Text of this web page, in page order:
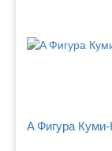
A Фигура